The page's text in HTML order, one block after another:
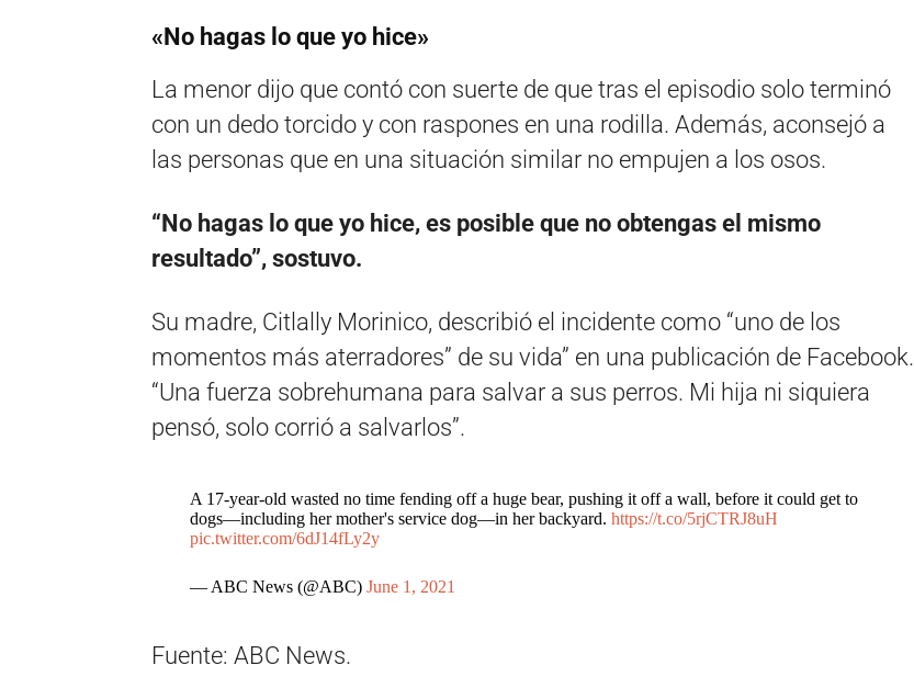
«No hagas lo que yo hice»
La menor dijo que contó con suerte de que tras el episodio solo terminó
con un dedo torcido y con raspones en una rodilla. Además, aconsejó a
las personas que en una situación similar no empujen a los osos.
“No hagas lo que yo hice, es posible que no obtengas el mismo
resultado”, sostuvo.
Su madre, Citlally Morinico, describió el incidente como “uno de los
momentos más aterradores” de su vida” en una publicación de Facebook.
“Una fuerza sobrehumana para salvar a sus perros. Mi hija ni siquiera
pensó, solo corrió a salvarlos”.
A 17-year-old wasted no time fending off a huge bear, pushing it off a wall, before it could get to
dogs—including her mother's service dog—in her backyard. https://t.co/5rjCTRJ8uH
pic.twitter.com/6dJ14fLy2y
— ABC News (@ABC) June 1, 2021
Fuente: ABC News.